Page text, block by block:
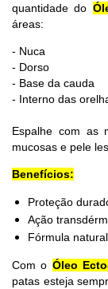
quantidade do
áreas:
- Nuca
- Dorso
- Base da cauda
- Interno das
Espalhe com as
mucosas e pele
Benefícios:
Proteção
Ação
Fórmula
Com o Óleo
patas esteja